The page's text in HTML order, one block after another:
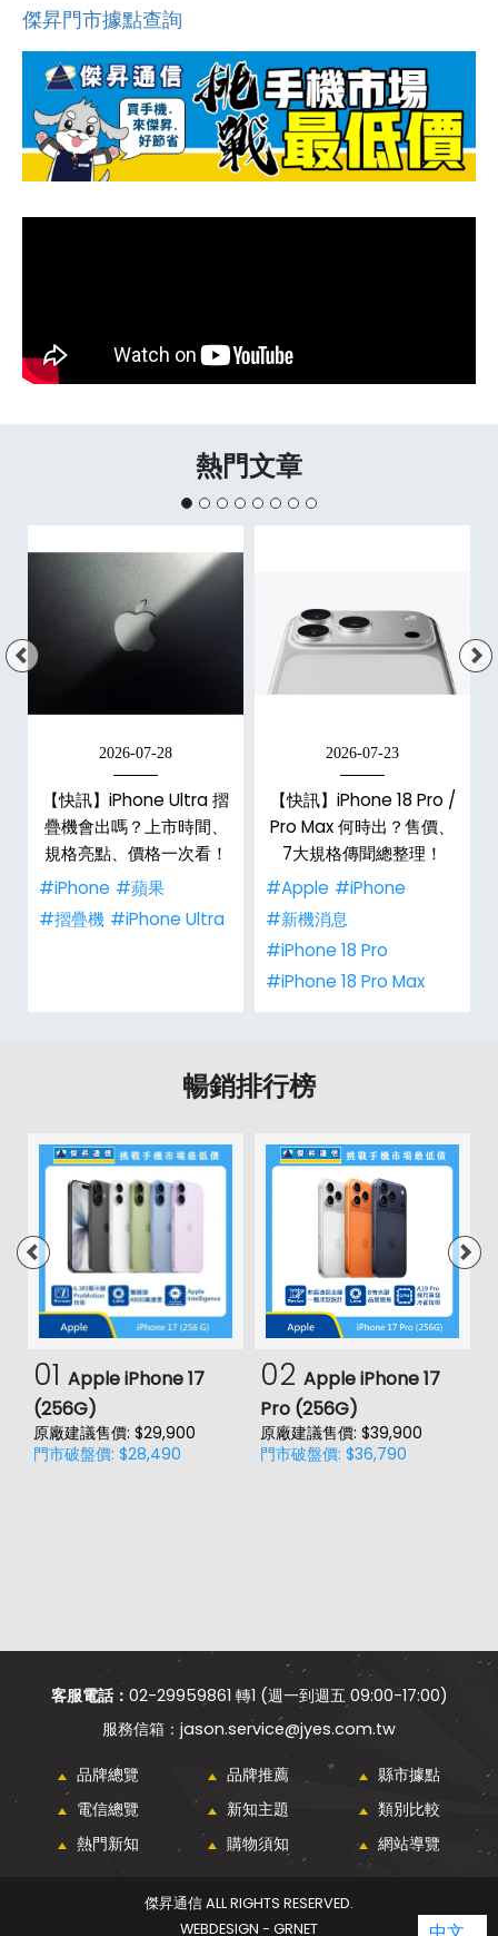
傑昇門市據點查詢
熱門文章
2026-07-28
【快訊】iPhone Ultra 摺
疊機會出嗎？上市時間、
規格亮點、價格一次看！
#iPhone #蘋果
#摺疊機 #iPhone Ultra
2026-07-23
【快訊】iPhone 18 Pro /
Pro Max 何時出？售價、
7大規格傳聞總整理！
#Apple #iPhone
#新機消息
#iPhone 18 Pro
#iPhone 18 Pro Max
暢銷排行榜
01 Apple iPhone 17
(256G)
原廠建議售價: $29,900
門市破盤價: $28,490
02 Apple iPhone 17
Pro (256G)
原廠建議售價: $39,900
門市破盤價: $36,790
客服電話： 02-29959861 轉1 (週一到週五 09:00-17:00)
jason.service@jyes.com.tw
品牌總覽 品牌推薦
縣市據點
電信總覽
新知主題
類別比較
熱門新知
購物須知 網站導覽
傑昇通信 ALL RIGHTS RESERVED.
WEBDESIGN - GRNET